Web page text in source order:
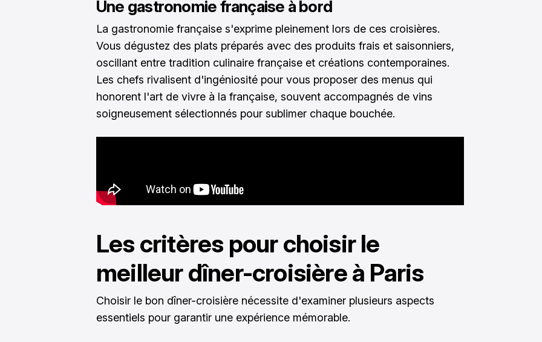
Une gastronomie française à bord
La gastronomie française s'exprime pleinement lors de ces croisières.
Vous dégustez des plats préparés avec des produits frais et saisonniers,
oscillant entre tradition culinaire française et créations contemporaines.
Les chefs rivalisent d'ingéniosité pour vous proposer des menus qui
honorent l'art de vivre à la française, souvent accompagnés de vins
soigneusement sélectionnés pour sublimer chaque bouchée.
Les critères pour choisir le
meilleur dîner-croisière à Paris
Choisir le bon dîner-croisière nécessite d'examiner plusieurs aspects
essentiels pour garantir une expérience mémorable.